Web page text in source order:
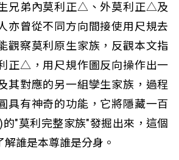
兄弟內莫利正△、外莫利正△及
亦曾從不同方向間接使用尺規去
觀察莫利原生家族，反觀本文指
正△，用尺規作圖反向操作出一
其對應的另一組孿生家族，過程
具有神奇的功能，它將隱藏一百
"莫利完整家族"發掘出來，這個
誰是本尊誰是分身。